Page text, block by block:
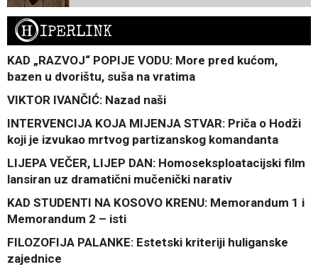
HIPERLINK
KAD „RAZVOJ“ POPIJE VODU: More pred kućom,
bazen u dvorištu, suša na vratima
VIKTOR IVANČIĆ: Nazad naši
INTERVENCIJA KOJA MIJENJA STVAR: Priča o Hodži
koji je izvukao mrtvog partizanskog komandanta
LIJEPA VEČER, LIJEP DAN: Homoseksploatacijski film
lansiran uz dramatični mučenički narativ
KAD STUDENTI NA KOSOVO KRENU: Memorandum 1 i
Memorandum 2 – isti
FILOZOFIJA PALANKE: Estetski kriteriji huliganske
zajednice